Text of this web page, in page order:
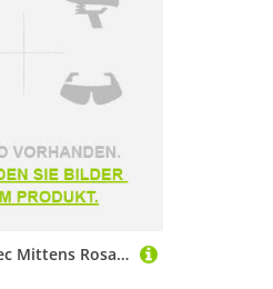
Level Animal Rec Mittens Rosa 4-5 Years Mädchen